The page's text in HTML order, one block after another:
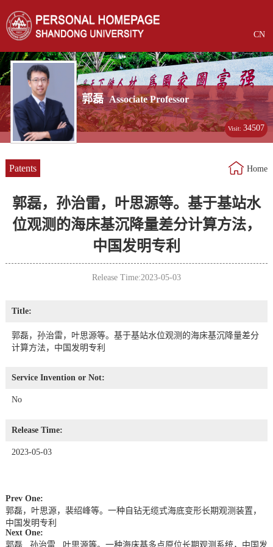
CN
郭磊 Associate Professor
Visit:34507
Patents Home
郭磊，孙治雷，叶思源等。基于基站水
位观测的海床基沉降量差分计算方法，
中国发明专利
Release Time:2023-05-03
Title:
郭磊，孙治雷，叶思源等。基于基站水位观测的海床基沉降量差分
计算方法，中国发明专利
Service Invention or Not:
No
Release Time:
2023-05-03
Prev One:
郭磊，叶思源，裴绍峰等。一种自钻无缆式海底变形长期观测装置，
中国发明专利
Next One:
郭磊 , 孙治雷 , 叶思源等。一种海床基多点原位长期观测系统，中国发